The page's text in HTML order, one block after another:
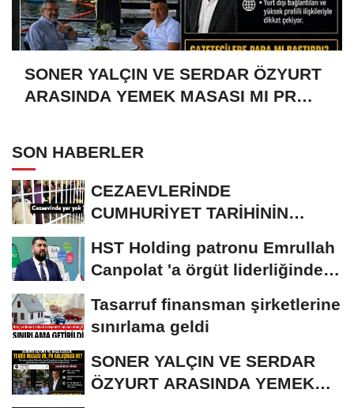
SONER YALÇIN VE SERDAR ÖZYURT
ARASINDA YEMEK MASASI MI PR
SON HABERLER
CEZAEVLERİNDE
CUMHURİYET TARİHİNİN
KİŞİ...
HST Holding patronu Emrullah
Canpolat 'a örgüt liderliğinden
Tasarruf finansman şirketlerine
sınırlama geldi
SONER YALÇIN VE SERDAR
ÖZYURT ARASINDA YEMEK